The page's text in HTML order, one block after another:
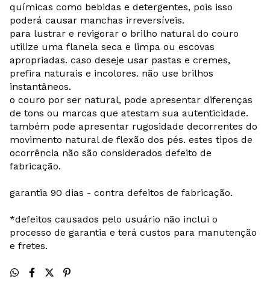
químicas como bebidas e detergentes, pois isso
poderá causar manchas irreversíveis.
para lustrar e revigorar o brilho natural do couro
utilize uma flanela seca e limpa ou escovas
apropriadas. caso deseje usar pastas e cremes,
prefira naturais e incolores. não use brilhos
instantâneos.
o couro por ser natural, pode apresentar diferenças
de tons ou marcas que atestam sua autenticidade.
também pode apresentar rugosidade decorrentes do
movimento natural de flexão dos pés. estes tipos de
ocorrência não são considerados defeito de
fabricação.
garantia 90 dias - contra defeitos de fabricação.
*defeitos causados pelo usuário não inclui o
processo de garantia e terá custos para manutenção
e fretes.